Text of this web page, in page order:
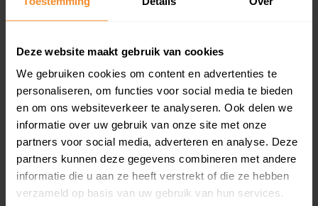
Deze website maakt gebruik van cookies
We gebruiken cookies om content en advertenties te
personaliseren, om functies voor social media te bieden
en om ons websiteverkeer te analyseren. Ook delen we
informatie over uw gebruik van onze site met onze
partners voor social media, adverteren en analyse. Deze
partners kunnen deze gegevens combineren met andere
informatie die u aan ze heeft verstrekt of die ze hebben
verzameld op basis van uw gebruik van hun services.
Bekijk product
Direct leverbaar